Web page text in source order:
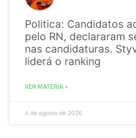
Politica: Candidatos
pelo RN, declararam
nas candidaturas.
liderá o ranking
VER MATÉRIA »
4 de agosto de 2026